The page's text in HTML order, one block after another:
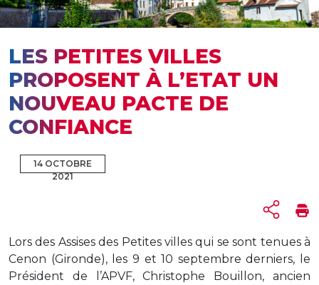
LES PETITES VILLES
PROPOSENT À L’ETAT UN
NOUVEAU PACTE DE
CONFIANCE
14 OCTOBRE
2021
Lors des Assises des Petites villes qui se sont tenues à
Cenon (Gironde), les 9 et 10 septembre derniers, le
Président de l’APVF, Christophe Bouillon, ancien